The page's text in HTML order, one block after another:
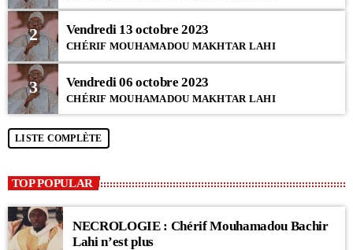
2 Vendredi 13 octobre 2023
CHÉRIF MOUHAMADOU MAKHTAR LAHI
3 Vendredi 06 octobre 2023
CHÉRIF MOUHAMADOU MAKHTAR LAHI
LISTE COMPLÈTE
TOP POPULAR
NECROLOGIE : Chérif Mouhamadou Bachir
Lahi n’est plus